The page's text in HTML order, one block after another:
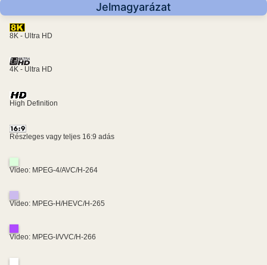
Jelmagyarázat
8K - Ultra HD
4K - Ultra HD
High Definition
Részleges vagy teljes 16:9 adás
Video: MPEG-4/AVC/H-264
Video: MPEG-H/HEVC/H-265
Video: MPEG-I/VVC/H-266